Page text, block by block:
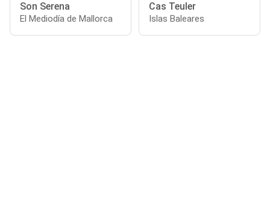
Son Serena
El Mediodía de Mallorca
Cas Teuler
Islas Baleares